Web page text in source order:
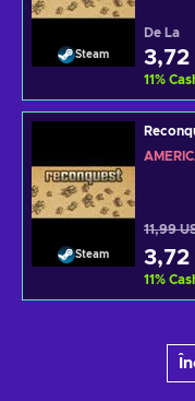
Steam
De La
3,72
11%
Steam
11,99
3,72
11%